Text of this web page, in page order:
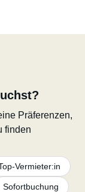
Präferenzen,
finden
Vermieter:in
Sofortbuchung